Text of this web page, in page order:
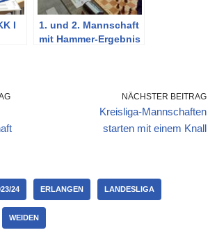
I
1. und 2. Mannschaft
mit Hammer-Ergebnis
NÄCHSTER BEITRAG
Kreisliga-Mannschaften
starten mit einem Knall
24 ERLANGEN LANDESLIGA
WEIDEN